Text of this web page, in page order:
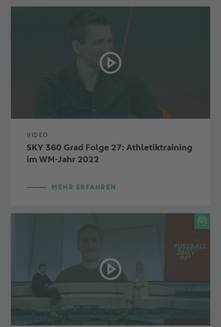
VIDEO
SKY 360 Grad Folge 27: Athletiktraining
im WM-Jahr 2022
MEHR ERFAHREN